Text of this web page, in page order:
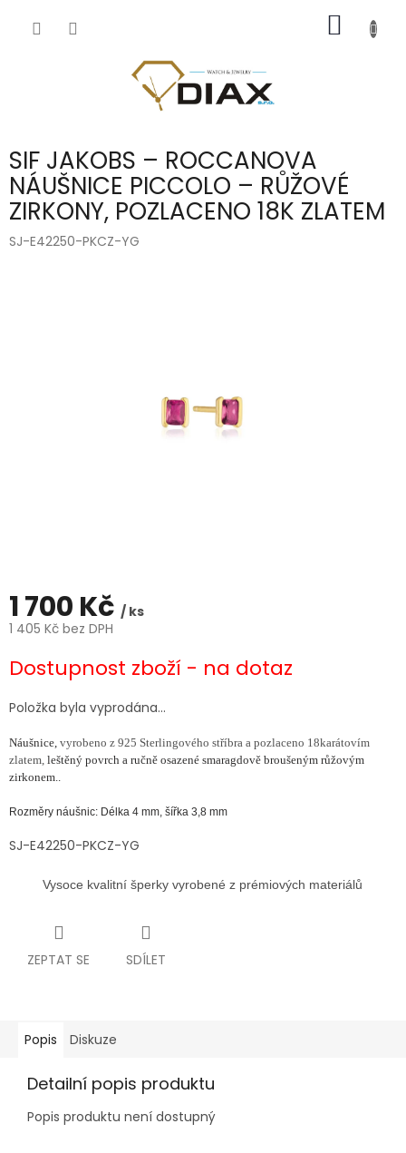
KOŠÍK
SIF JAKOBS – ROCCANOVA
NÁUŠNICE PICCOLO – RŮŽOVÉ
ZIRKONY, POZLACENO 18K ZLATEM
SJ-E42250-PKCZ-YG
1 700 Kč / ks
1 405 Kč bez DPH
cena:
Dostupnost zboží - na dotaz
Položka byla vyprodána…
Náušnice, vyrobeno z 925 Sterlingového stříbra a pozlaceno 18karátovím
zlatem, leštěný povrch a ručně osazené smaragdově broušeným růžovým
zirkonem..
Rozměry náušnic: Délka 4 mm, šířka 3,8 mm
SJ-E42250-PKCZ-YG
Vysoce kvalitní šperky vyrobené z prémiových materiálů
ZEPTAT SE SDÍLET
Popis Diskuze
Detailní popis produktu
Popis produktu není dostupný